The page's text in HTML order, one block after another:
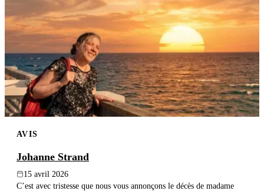
AVIS
Johanne Strand
15 avril 2026
C’est avec tristesse que nous vous annonçons le décès de madame